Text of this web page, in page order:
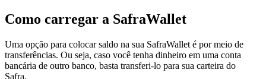
Como carregar a SafraWallet
Uma opção para colocar saldo na sua SafraWallet é por meio de
transferências. Ou seja, caso você tenha dinheiro em uma conta
bancária de outro banco, basta transferi-lo para sua carteira do
Safra.